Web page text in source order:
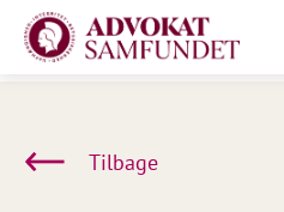
Tilbage